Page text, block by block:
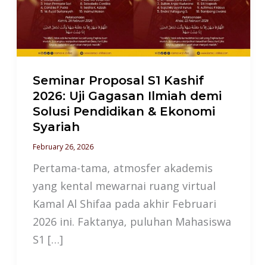
Seminar Proposal S1 Kashif
2026: Uji Gagasan Ilmiah demi
Solusi Pendidikan & Ekonomi
Syariah
February 26, 2026
Pertama-tama, atmosfer akademis
yang kental mewarnai ruang virtual
Kamal Al Shifaa pada akhir Februari
2026 ini. Faktanya, puluhan Mahasiswa
S1 […]
2026:
Uji
Gagasan
Ilmiah
demi
Solusi
Pendidikan
&
Ekonomi
Syariah